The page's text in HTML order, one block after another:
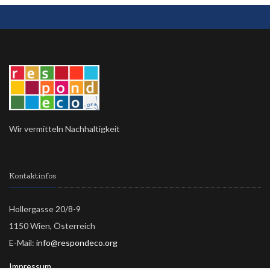
Wir vermitteln Nachhaltigkeit
Kontaktinfos
Hollergasse 20/8-9
1150 Wien, Österreich
E-Mail: info@respondeco.org
Impressum